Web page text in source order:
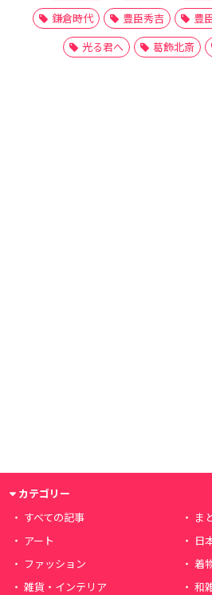
鎌倉時代
豊臣秀吉 豊
光る君へ
葛飾北斎
カテゴリー
すべての記事
ま
アート
日
ファッション
着
雑貨・インテリア
和